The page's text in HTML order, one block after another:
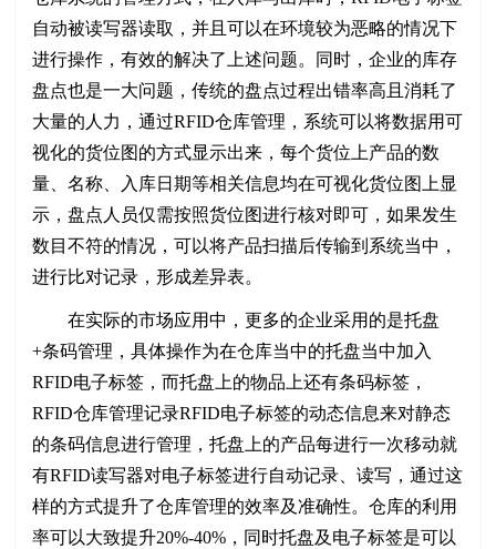
自动被读写器读取，并且可以在环境较为恶略的情况下
进行操作，有效的解决了上述问题。同时，企业的库存
盘点也是一大问题，传统的盘点过程出错率高且消耗了
大量的人力，通过RFID仓库管理，系统可以将数据用可
视化的货位图的方式显示出来，每个货位上产品的数
量、名称、入库日期等相关信息均在可视化货位图上显
示，盘点人员仅需按照货位图进行核对即可，如果发生
数目不符的情况，可以将产品扫描后传输到系统当中，
进行比对记录，形成差异表。
在实际的市场应用中，更多的企业采用的是托盘
+条码管理，具体操作为在仓库当中的托盘当中加入
RFID电子标签，而托盘上的物品上还有条码标签，
RFID仓库管理记录RFID电子标签的动态信息来对静态
的条码信息进行管理，托盘上的产品每进行一次移动就
有RFID读写器对电子标签进行自动记录、读写，通过这
样的方式提升了仓库管理的效率及准确性。仓库的利用
率可以大致提升20%-40%，同时托盘及电子标签是可以